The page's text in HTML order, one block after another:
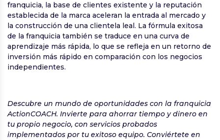
franquicia, la base de clientes existente y la reputación
establecida de la marca aceleran la entrada al mercado y
la construcción de una clientela leal. La fórmula exitosa
de la franquicia también se traduce en una curva de
aprendizaje más rápida, lo que se refleja en un retorno de
inversión más rápido en comparación con los negocios
independientes.
Descubre un mundo de oportunidades con la franquicia
ActionCOACH. Invierte para ahorrar tiempo y dinero en
tu propio negocio, con servicios probados
implementados por tu exitoso equipo. Conviértete en